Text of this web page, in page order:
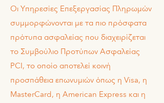
Οι Υπηρεσίες Επεξεργασίας Πληρωμών
συμμορφώνονται με τα πιο πρόσφατα
πρότυπα ασφαλείας που διαχειρίζεται
το Συμβούλιο Προτύπων Ασφαλείας
PCI, το οποίο αποτελεί κοινή
προσπάθεια επωνυμιών όπως η Visa, η
MasterCard, η American Express και η